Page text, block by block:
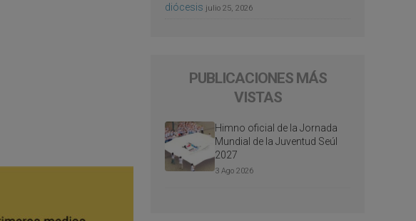
diócesis julio 25, 2026
PUBLICACIONES MÁS
VISTAS
Himno oficial de la Jornada
Mundial de la Juventud Seúl
2027
3 Ago 2026